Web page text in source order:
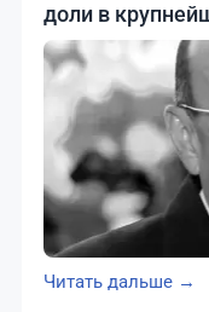
доли в
Читать дальше →